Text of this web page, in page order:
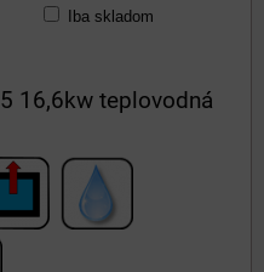
Iba skladom
16,6kw teplovodná